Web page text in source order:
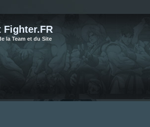
Fighter.FR
la Team et du Site